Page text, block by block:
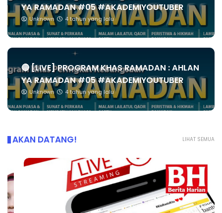
YA RAMADAN #05 #AKADEMIYOUTUBER
Unknown 4 tahun yang lalu
🔴 [LIVE] PROGRAM KHAS RAMADAN : AHLAN
YA RAMADAN #05 #AKADEMIYOUTUBER
Unknown 4 tahun yang lalu
LIHAT SEMUA
AKAN DATANG!